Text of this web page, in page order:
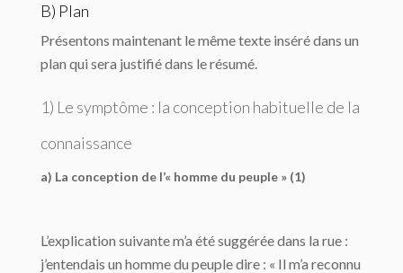
B) Plan
Présentons maintenant le même texte inséré dans un
plan qui sera justifié dans le résumé.
1) Le symptôme : la conception habituelle de la
connaissance
a) La conception de l’« homme du peuple » (1)
L’explication suivante m’a été suggérée dans la rue :
j’entendais un homme du peuple dire : « Il m’a reconnu